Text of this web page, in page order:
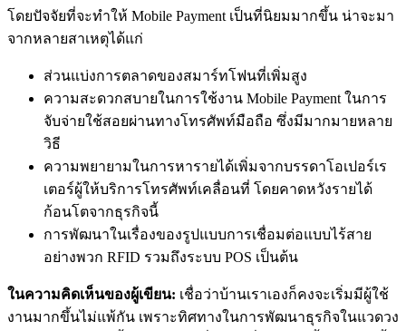
โดยปัจจัยที่จะทำให้ Mobile Payment เป็นที่นิยมมากขึ้น น่าจะมา
จากหลายสาเหตุได้แก่
ส่วนแบ่งการตลาดของสมาร์ทโฟนที่เพิ่มสูง
ความสะดวกสบายในการใช้งาน Mobile Payment ในการ
จับจ่ายใช้สอยผ่านทางโทรศัพท์มือถือ ซึ่งมีมากมายหลาย
วิธี
ความพยายามในการหารายได้เพิ่มจากบรรดาโอเปอร์เร
เตอร์ผู้ให้บริการโทรศัพท์เคลื่อนที่ โดยคาดหวังรายได้
ก้อนโตจากธุรกิจนี้
การพัฒนาในเรื่องของรูปแบบการเชื่อมต่อแบบไร้สาย
อย่างพวก RFID รวมถึงระบบ POS เป็นต้น
ในความคิดเห็นของผู้เขียน: เชื่อว่าบ้านเราเองก็คงจะเริ่มมีผู้ใช้
งานมากขึ้นไม่แพ้กัน เพราะทิศทางในการพัฒนาธุรกิจในแวดวง